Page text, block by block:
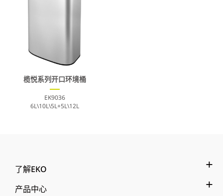
榄悦系列开口环境桶
EK9036
6L\10L\5L+5L\12L
了解EKO
产品中心